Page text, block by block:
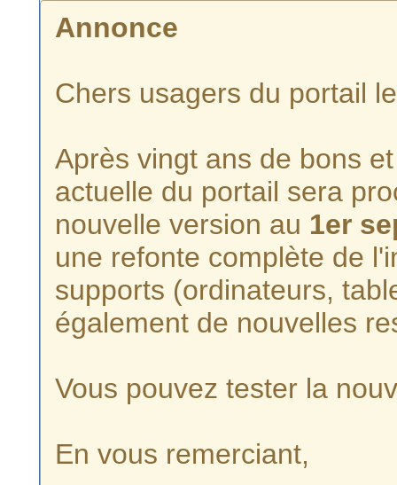
Annonce
Chers usagers du portail
Après vingt ans de bons
actuelle du portail sera
nouvelle version au 1er
une refonte complète de
supports (ordinateurs,
également de nouvelles
Vous pouvez tester la
En vous remerciant,